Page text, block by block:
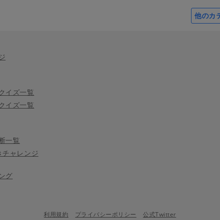
他のカ
イズ一覧
イズ一覧
一覧
ャレンジ
グ
利用規約 プライバシーポリシー
公式Twitter